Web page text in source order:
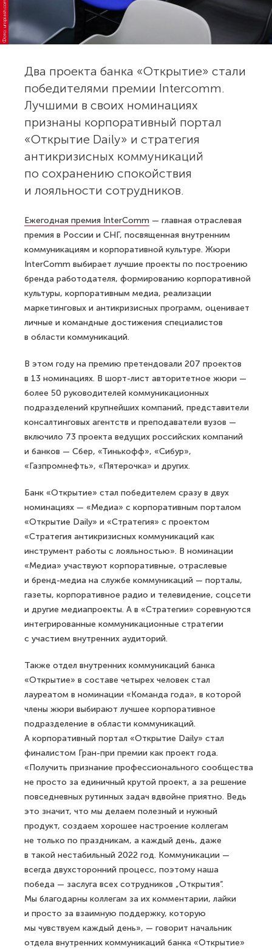
Фото: unsplash.com
Два проекта банка «Открытие» стали
победителями премии Intercomm.
Лучшими в своих номинациях
признаны корпоративный портал
«Открытие Daily» и стратегия
антикризисных коммуникаций
по сохранению спокойствия
и лояльности сотрудников.
Ежегодная премия InterComm — главная отраслевая
премия в России и СНГ, посвященная внутренним
коммуникациям и корпоративной культуре. Жюри
InterComm выбирает лучшие проекты по построению
бренда работодателя, формированию корпоративной
культуры, корпоративным медиа, реализации
маркетинговых и антикризисных программ, оценивает
личные и командные достижения специалистов
в области коммуникаций.
В этом году на премию претендовали 207 проектов
в 13 номинациях. В шорт-лист авторитетное жюри —
более 50 руководителей коммуникационных
подразделений крупнейших компаний, представители
консалтинговых агентств и преподаватели вузов —
включило 73 проекта ведущих российских компаний
и банков — Сбер, «Тинькофф», «Сибур»,
«Газпромнефть», «Пятерочка» и других.
Банк «Открытие» стал победителем сразу в двух
номинациях — «Медиа» с корпоративным порталом
«Открытие Daily» и «Стратегия» с проектом
«Стратегия антикризисных коммуникаций как
инструмент работы с лояльностью». В номинации
«Медиа» участвуют корпоративные, отраслевые
и бренд-медиа на службе коммуникаций — порталы,
газеты, корпоративное радио и телевидение, соцсети
и другие медиапроекты. А в «Стратегии» соревнуются
интегрированные коммуникационные стратегии
с участием внутренних аудиторий.
Также отдел внутренних коммуникаций банка
«Открытие» в составе четырех человек стал
лауреатом в номинации «Команда года», в которой
члены жюри выбирают лучшее корпоративное
подразделение в области коммуникаций.
А корпоративный портал «Открытие Daily» стал
финалистом Гран-при премии как проект года.
«Получить признание профессионального сообщества
не просто за единичный крутой проект, а за решение
повседневных рутинных задач вдвойне приятно. Ведь
это значит, что мы делаем полезный и нужный
продукт, создаем хорошее настроение коллегам
не только по праздникам, а каждый день, даже
в такой нестабильный 2022 год. Коммуникации —
всегда двухсторонний процесс, поэтому наша
победа — заслуга всех сотрудников „Открытия“.
Мы благодарны коллегам за их комментарии, лайки
и просто за взаимную поддержку, которую
мы чувствуем каждый день», — говорит начальник
отдела внутренних коммуникаций банка «Открытие»